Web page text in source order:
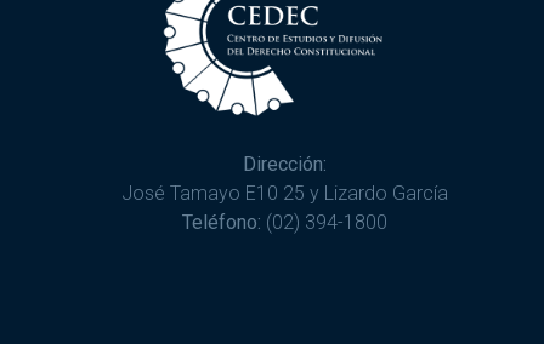
Dirección:
José Tamayo E10 25 y Lizardo García
Teléfono: (02) 394-1800